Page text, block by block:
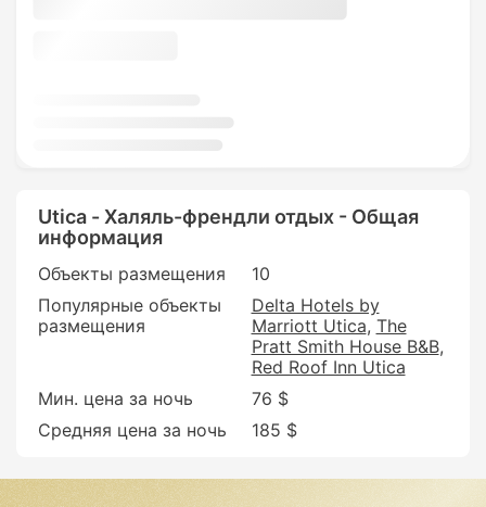
Utica - Халяль-френдли отдых - Общая
информация
Объекты размещения
10
Популярные объекты
размещения
Delta Hotels by
Marriott Utica The
Pratt Smith House B&B
Red Roof Inn Utica
Мин. цена за ночь
76 $
Средняя цена за ночь
185 $